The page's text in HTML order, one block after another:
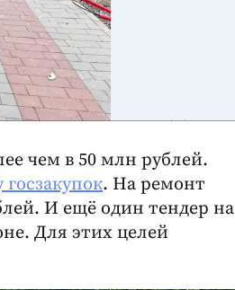
чем в 50 млн рублей.
госзакупок. На ремонт
И ещё один тендер на
Для этих целей